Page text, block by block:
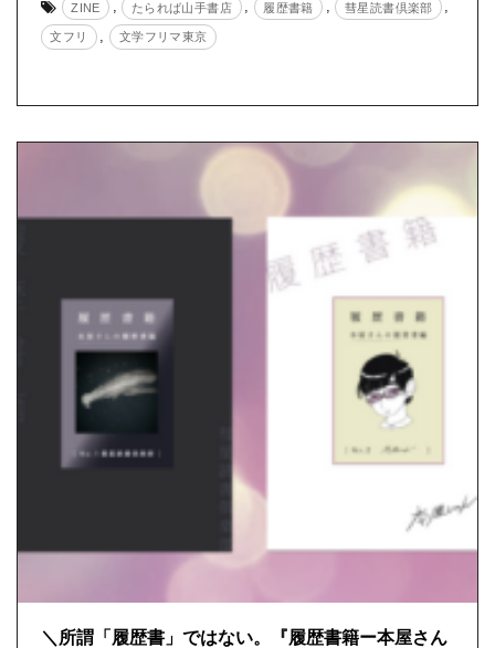
ZINE , たられば山手書店 , 履歴書籍 , 彗星読書倶楽部 ,
文フリ , 文学フリマ東京
＼所謂「履歴書」ではない。『履歴書籍ー本屋さん